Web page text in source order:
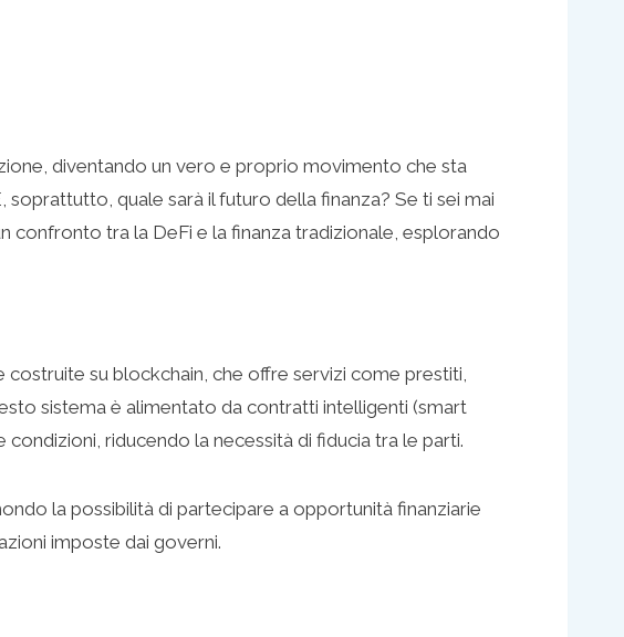
diventando un vero e proprio movimento che sta
quale sarà il futuro della finanza? Se ti sei mai
confronto tra la DeFi e la finanza tradizionale, esplorando
su blockchain, che offre servizi come prestiti,
sistema è alimentato da contratti intelligenti (smart
riducendo la necessità di fiducia tra le parti.
la possibilità di partecipare a opportunità finanziarie
imposte dai governi.